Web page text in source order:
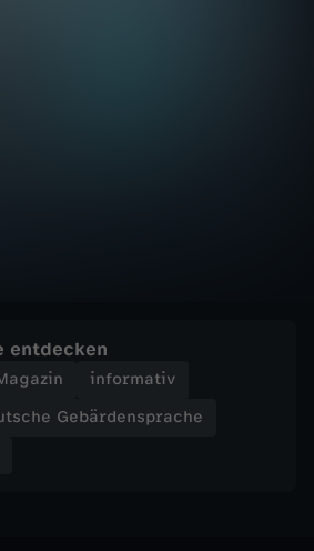
entdecken
informativ
Gebärdensprache